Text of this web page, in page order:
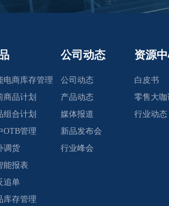
电商库存管理
商品计划
组合计划
OTB管理
调货
能报表
追单
库存管理
公司动态
公司动态
产品动态
媒体报道
新品发布会
行业峰会
资源
白皮书
零售大咖
行业动态